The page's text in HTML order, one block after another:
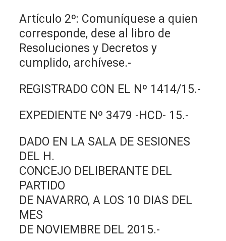
Artículo 2º: Comuníquese a quien
corresponde, dese al libro de
Resoluciones y Decretos y
cumplido, archívese.-
REGISTRADO CON EL Nº 1414/15.-
EXPEDIENTE Nº 3479 -HCD- 15.-
DADO EN LA SALA DE SESIONES
DEL H.
CONCEJO DELIBERANTE DEL
PARTIDO
DE NAVARRO, A LOS 10 DIAS DEL
MES
DE NOVIEMBRE DEL 2015.-